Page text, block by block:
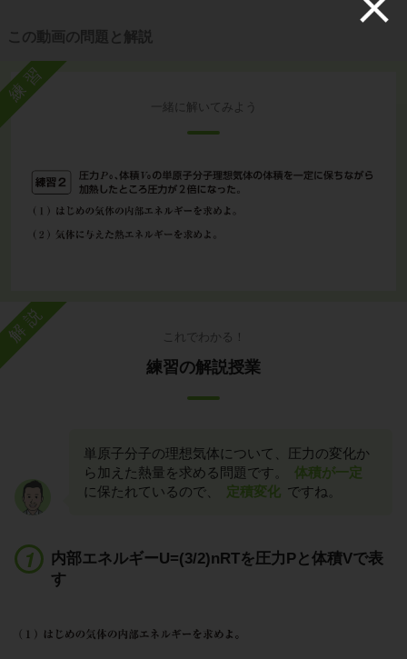
この動画の問題と解説
練習
一緒に解いてみよう
解説 これでわかる！
練習の解説授業
単原子分子の理想気体について、圧力の変化か
ら加えた熱量を求める問題です。
体積が一定
に保たれているので、
定積変化 ですね。
内部エネルギーU=(3/2)nRTを圧力Pと体積Vで表
す